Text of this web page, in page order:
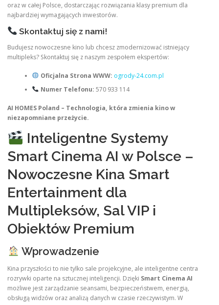
oraz w całej Polsce, dostarczając rozwiązania klasy premium dla
najbardziej wymagających inwestorów.
Skontaktuj się z nami!
Budujesz nowoczesne kino lub chcesz zmodernizować istniejący
multipleks? Skontaktuj się z naszym zespołem ekspertów:
Oficjalna Strona WWW: ogrody-24.com.pl
Numer Telefonu: 570 933 114
AI HOMES Poland – Technologia, która zmienia kino w
niezapomniane przeżycie.
Inteligentne Systemy
Smart Cinema AI w Polsce –
Nowoczesne Kina Smart
Entertainment dla
Multipleksów, Sal VIP i
Obiektów Premium
Wprowadzenie
Kina przyszłości to nie tylko sale projekcyjne, ale inteligentne centra
rozrywki oparte na sztucznej inteligencji. Dzięki Smart Cinema AI
możliwe jest zarządzanie seansami, bezpieczeństwem, energią,
obsługą widzów oraz analizą danych w czasie rzeczywistym. W